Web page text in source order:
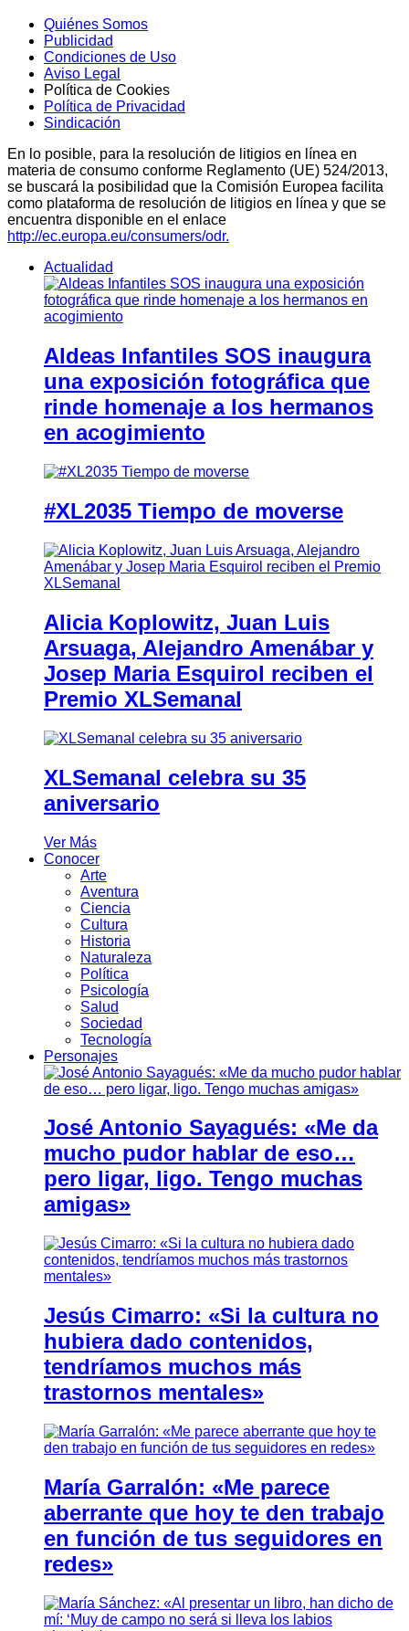
Quiénes Somos
Publicidad
Condiciones de Uso
Aviso Legal
Política de Cookies
Política de Privacidad
Sindicación
En lo posible, para la resolución de litigios en línea en
materia de consumo conforme Reglamento (UE) 524/2013,
se buscará la posibilidad que la Comisión Europea facilita
como plataforma de resolución de litigios en línea y que se
encuentra disponible en el enlace
http://ec.europa.eu/consumers/odr.
Actualidad
Aldeas Infantiles SOS inaugura
una exposición fotográfica que
rinde homenaje a los hermanos
en acogimiento
#XL2035 Tiempo de moverse
Alicia Koplowitz, Juan Luis
Arsuaga, Alejandro Amenábar y
Josep Maria Esquirol reciben el
Premio XLSemanal
XLSemanal celebra su 35
aniversario
Ver Más
Conocer
Arte
Aventura
Ciencia
Cultura
Historia
Naturaleza
Política
Psicología
Salud
Sociedad
Tecnología
Personajes
José Antonio Sayagués: «Me da
mucho pudor hablar de eso…
pero ligar, ligo. Tengo muchas
amigas»
Jesús Cimarro: «Si la cultura no
hubiera dado contenidos,
tendríamos muchos más
trastornos mentales»
María Garralón: «Me parece
aberrante que hoy te den trabajo
en función de tus seguidores en
redes»